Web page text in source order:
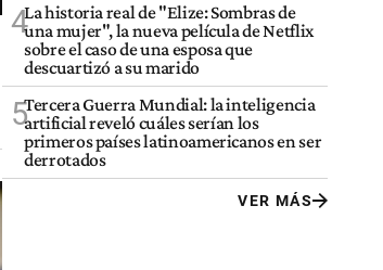
4La historia real de "Elize: Sombras de
una mujer", la nueva película de Netflix
sobre el caso de una esposa que
descuartizó a su marido
5Tercera Guerra Mundial: la inteligencia
artificial reveló cuáles serían los
primeros países latinoamericanos en ser
derrotados
VER MÁS